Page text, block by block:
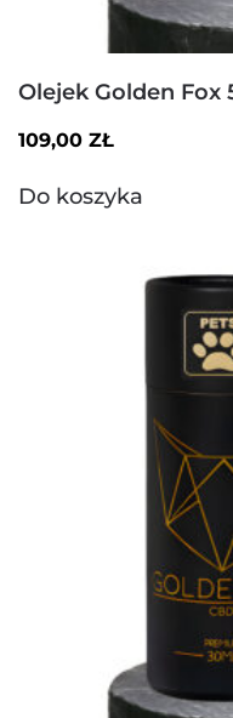
Olejek Golden Fox
109,00 ZŁ
Do koszyka